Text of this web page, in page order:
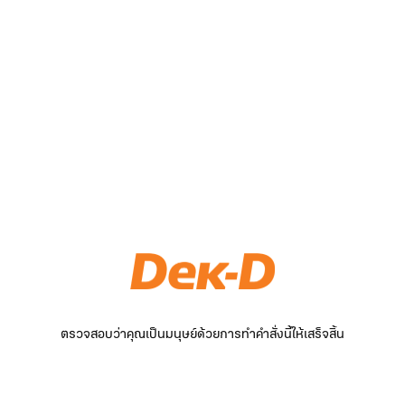
ตรวจสอบว่าคุณเป็นมนุษย์ด้วยการทำคำสั่งนี้ให้เสร็จสิ้น